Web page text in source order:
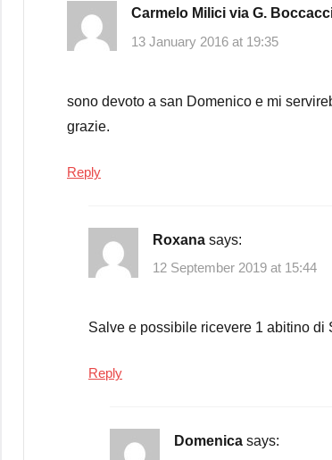
Carmelo Milici via G.
13 January 2016 at 19:35
sono devoto a san Domenico e mi
grazie.
Reply
Roxana says:
12 September 2019 at 15:44
Salve e possibile ricevere 1 abitino
Reply
Domenica says: